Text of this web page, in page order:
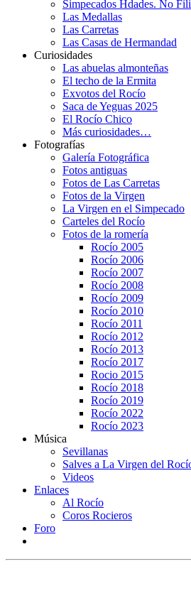
Simpecados Hdades. No
Las Medallas
Las Carretas
Las Casas de Hermandad
Curiosidades
Las abuelas almonteñas
El techo de la Ermita
Exvotos del Rocío
Saca de Yeguas 2025
El Rocío Chico
Más curiosidades…
Fotografías
Galería Fotográfica
Fotos antiguas
Fotos de Las Carretas
Fotos de la Virgen
La Virgen en el Simpecado
Carteles del Rocío
Fotos de la romería
Rocío 2005
Rocío 2006
Rocío 2007
Rocío 2008
Rocío 2009
Rocío 2010
Rocío 2011
Rocío 2012
Rocío 2013
Rocío 2017
Rocio 2015
Rocío 2018
Rocío 2019
Rocío 2022
Rocío 2023
Música
Sevillanas
Salves a La Virgen del
Videos
Enlaces
Al Rocío
Coros Rocieros
Foro